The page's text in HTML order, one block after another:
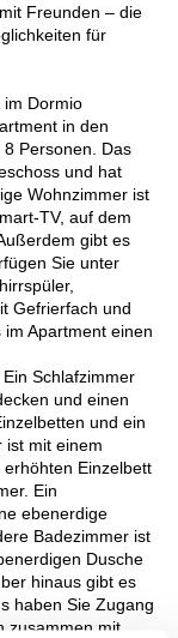
Freunden – die
für
im Dormio
in den
Personen. Das
und hat
Wohnzimmer ist
TV, auf dem
gibt es
Sie unter
Gefrierfach und
Apartment einen
Schlafzimmer
und einen
und ein
ist mit einem
Einzelbett
Ein
ebenerdige
Badezimmer ist
Dusche
hinaus gibt es
haben Sie Zugang
zusammen mit